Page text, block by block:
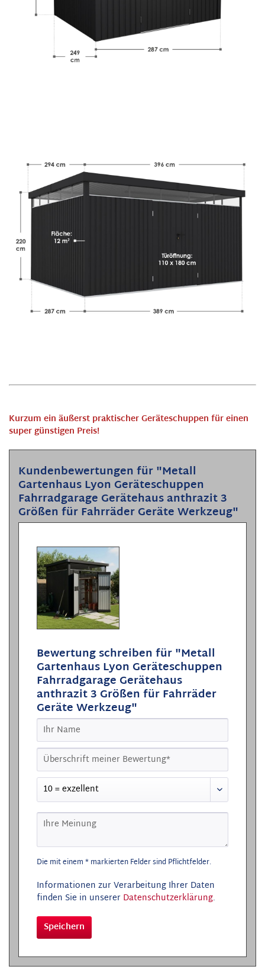
Kurzum ein äußerst praktischer Geräteschuppen für einen
super günstigen Preis!
Kundenbewertungen für "Metall
Gartenhaus Lyon Geräteschuppen
Fahrradgarage Gerätehaus anthrazit 3
Größen für Fahrräder Geräte Werkzeug"
Bewertung schreiben für "Metall
Gartenhaus Lyon Geräteschuppen
Fahrradgarage Gerätehaus
anthrazit 3 Größen für Fahrräder
Geräte Werkzeug"
Die mit einem * markierten Felder sind Pflichtfelder.
Informationen zur Verarbeitung Ihrer Daten
finden Sie in unserer Datenschutzerklärung.
Speichern